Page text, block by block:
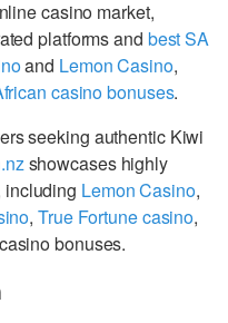
casino market,
platforms and best SA
and Lemon Casino,
casino bonuses.
seeking authentic Kiwi
showcases highly
including Lemon Casino,
,True Fortune casino,
bonuses.